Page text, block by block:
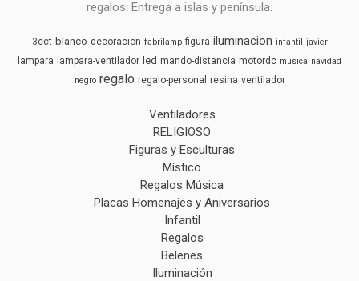
regalos. Entrega a islas y península.
3cct blanco decoracion fabrilamp figura iluminacion infantil javier
lampara lampara-ventilador led mando-distancia motordc musica navidad
negro regalo regalo-personal resina ventilador
Ventiladores
RELIGIOSO
Figuras y Esculturas
Místico
Regalos Música
Placas Homenajes y Aniversarios
Infantil
Regalos
Belenes
Iluminación